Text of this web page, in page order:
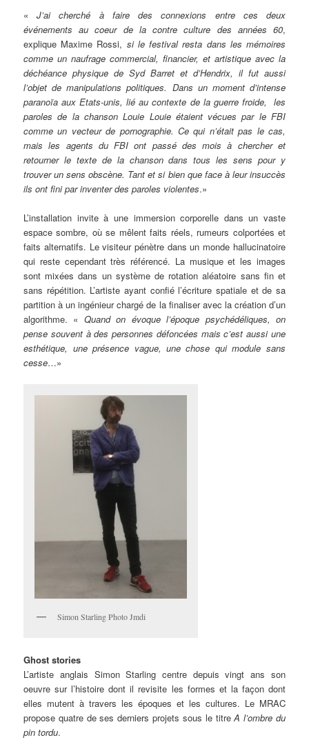
«J’ai cherché à faire des connexions entre ces deux
événements au coeur de la contre culture des années 60,
explique Maxime Rossi, si le festival resta dans les mémoires
comme un naufrage commercial, financier, et artistique avec la
déchéance physique de Syd Barret et d’Hendrix, il fut aussi
l’objet de manipulations politiques. Dans un moment d’intense
paranoïa aux Etats-unis, lié au contexte de la guerre froide, les
paroles de la chanson Louie Louie étaient vécues par le FBI
comme un vecteur de pornographie. Ce qui n’était pas le cas,
mais les agents du FBI ont passé des mois à chercher et
retourner le texte de la chanson dans tous les sens pour y
trouver un sens obscène. Tant et si bien que face à leur insuccès
ils ont fini par inventer des paroles violentes.»
L’installation invite à une immersion corporelle dans un vaste
espace sombre, où se mêlent faits réels, rumeurs colportées et
faits alternatifs. Le visiteur pénètre dans un monde hallucinatoire
qui reste cependant très référencé. La musique et les images
sont mixées dans un système de rotation aléatoire sans fin et
sans répétition. L’artiste ayant confié l’écriture spatiale et de sa
partition à un ingénieur chargé de la finaliser avec la création d’un
algorithme. « Quand on évoque l’époque psychédéliques, on
pense souvent à des personnes défoncées mais c’est aussi une
esthétique, une présence vague, une chose qui module sans
cesse…»
Simon Starling Photo Jmdi
Ghost stories
L’artiste anglais Simon Starling centre depuis vingt ans son
oeuvre sur l’histoire dont il revisite les formes et la façon dont
elles mutent à travers les époques et les cultures. Le MRAC
propose quatre de ses derniers projets sous le titreA l’ombre du
pin tordu.